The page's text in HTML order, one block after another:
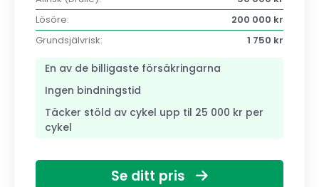
Lösöre:
200 000 kr
Grundsjälvrisk:
1 750 kr
En av de billigaste försäkringarna
Ingen bindningstid
Täcker stöld av cykel upp til 25 000 kr per
cykel
Se ditt pris